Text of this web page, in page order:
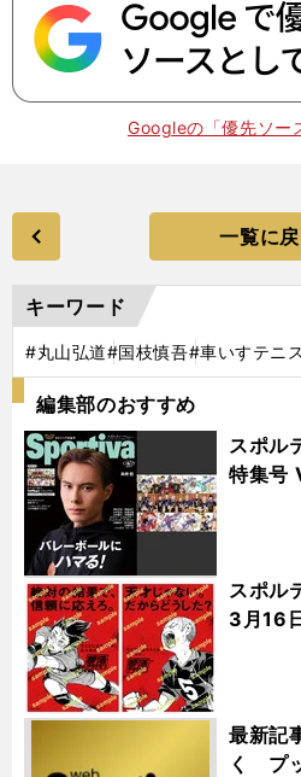
Googleの「優先ソー
一覧に
キーワード
#丸山弘道#国枝慎吾#車いすテニス
編集部のおすすめ
スポル
特集
スポ
3月16
最新記
く プ